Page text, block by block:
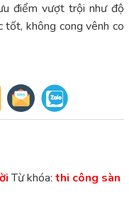
điểm vượt trội như độ
tốt, không cong vênh co
Từ khóa: thi công sàn